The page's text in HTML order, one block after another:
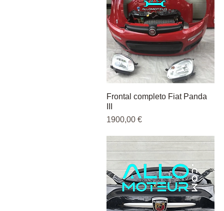
Vista rápida
Frontal completo Fiat Panda
Precio
1900,00 €